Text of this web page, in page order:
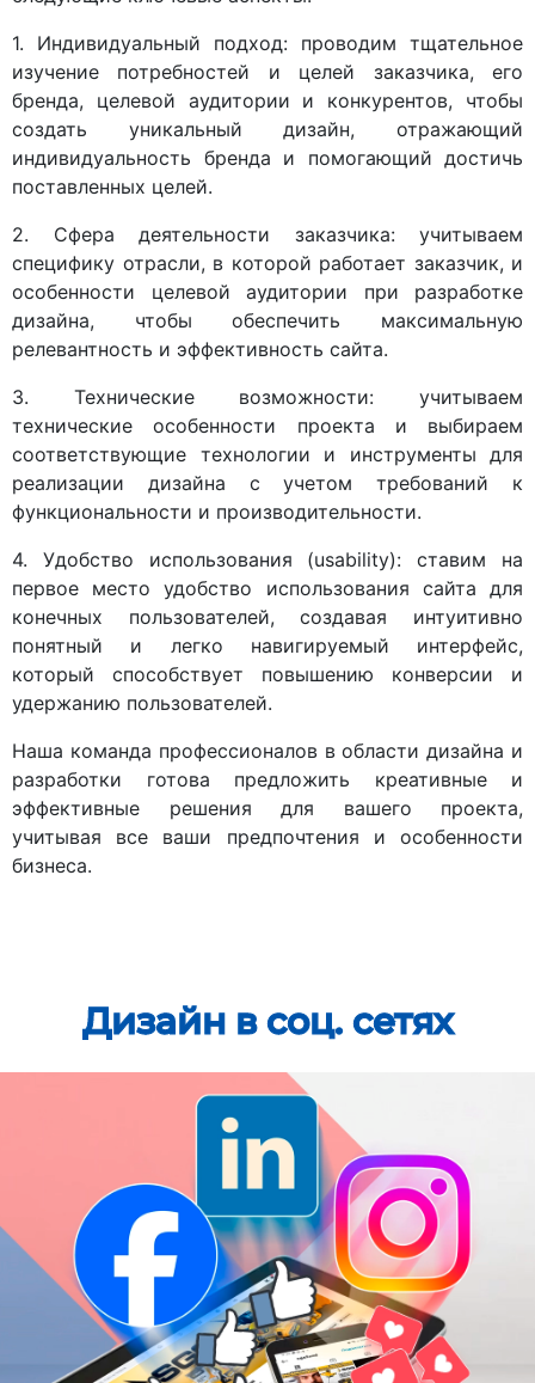
1. Индивидуальный подход: проводим тщательное
изучение потребностей и целей заказчика, его
бренда, целевой аудитории и конкурентов, чтобы
создать уникальный дизайн, отражающий
индивидуальность бренда и помогающий достичь
поставленных целей.
2. Сфера деятельности заказчика: учитываем
специфику отрасли, в которой работает заказчик, и
особенности целевой аудитории при разработке
дизайна, чтобы обеспечить максимальную
релевантность и эффективность сайта.
3. Технические возможности: учитываем
технические особенности проекта и выбираем
соответствующие технологии и инструменты для
реализации дизайна с учетом требований к
функциональности и производительности.
4. Удобство использования (usability): ставим на
первое место удобство использования сайта для
конечных пользователей, создавая интуитивно
понятный и легко навигируемый интерфейс,
который способствует повышению конверсии и
удержанию пользователей.
Наша команда профессионалов в области дизайна и
разработки готова предложить креативные и
эффективные решения для вашего проекта,
учитывая все ваши предпочтения и особенности
бизнеса.
Дизайн в соц. сетях